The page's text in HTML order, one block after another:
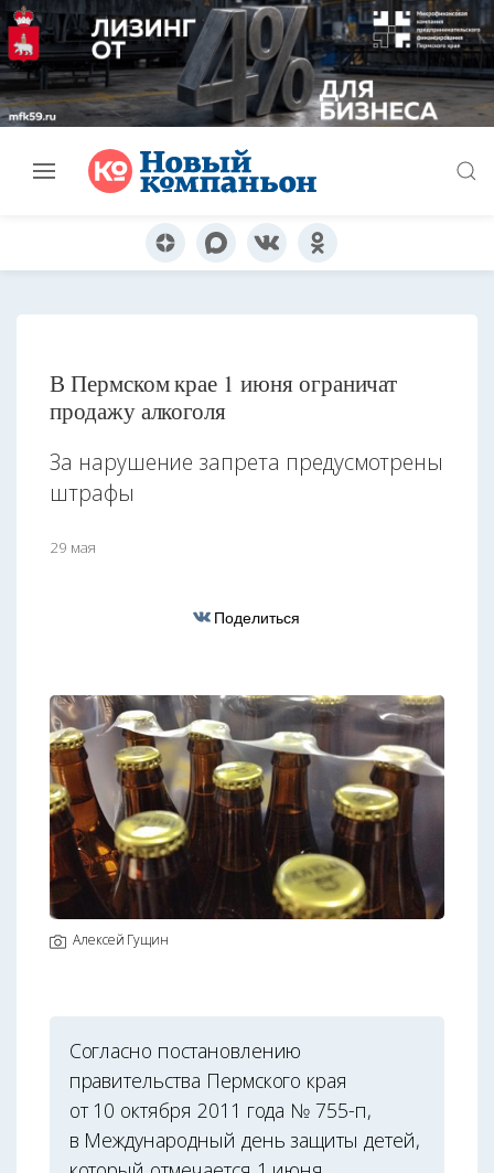
В Пермском крае 1 июня ограничат
продажу алкоголя
За нарушение запрета предусмотрены
штрафы
29 мая
Поделиться
Алексей Гущин
Согласно постановлению
правительства Пермского края
от 10 октября 2011 года № 755-п,
в Международный день защиты детей,